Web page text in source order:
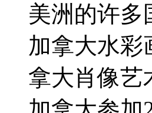
美洲的许多
加拿大水彩
拿大肖像艺